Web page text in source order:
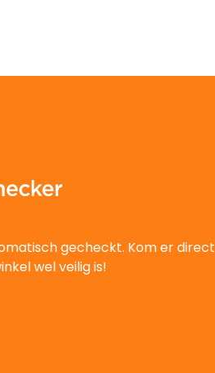
gecheckt. Kom er direct
wel veilig is!